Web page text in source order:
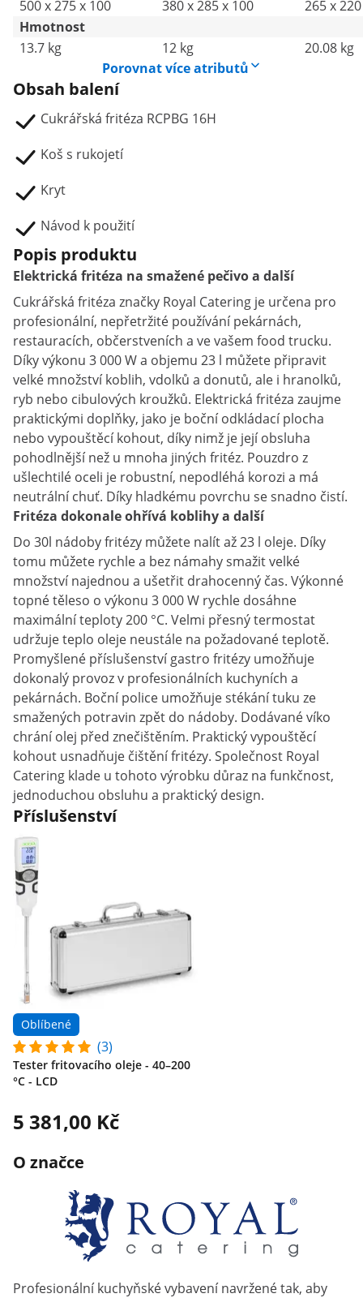
500 x 275 x 100 380 x 285 x 100
265 x
Hmotnost
13.7 kg
12 kg
20.08 kg
Porovnat více atributů
Obsah balení
Cukrářská fritéza RCPBG 16H
Koš s rukojetí
Kryt
Návod k použití
Popis produktu
Elektrická fritéza na smažené pečivo a další
Cukrářská fritéza značky Royal Catering je určena pro
profesionální, nepřetržité používání pekárnách,
restauracích, občerstveních a ve vašem food trucku.
Díky výkonu 3 000 W a objemu 23 l můžete připravit
velké množství koblih, vdolků a donutů, ale i hranolků,
ryb nebo cibulových kroužků. Elektrická fritéza zaujme
praktickými doplňky, jako je boční odkládací plocha
nebo vypouštěcí kohout, díky nimž je její obsluha
pohodlnější než u mnoha jiných fritéz. Pouzdro z
ušlechtilé oceli je robustní, nepodléhá korozi a má
neutrální chuť. Díky hladkému povrchu se snadno čistí.
Fritéza dokonale ohřívá koblihy a další
Do 30l nádoby fritézy můžete nalít až 23 l oleje. Díky
tomu můžete rychle a bez námahy smažit velké
množství najednou a ušetřit drahocenný čas. Výkonné
topné těleso o výkonu 3 000 W rychle dosáhne
maximální teploty 200 °C. Velmi přesný termostat
udržuje teplo oleje neustále na požadované teplotě.
Promyšlené příslušenství gastro fritézy umožňuje
dokonalý provoz v profesionálních kuchyních a
pekárnách. Boční police umožňuje stékání tuku ze
smažených potravin zpět do nádoby. Dodávané víko
chrání olej před znečištěním. Praktický vypouštěcí
kohout usnadňuje čištění fritézy. Společnost Royal
Catering klade u tohoto výrobku důraz na funkčnost,
jednoduchou obsluhu a praktický design.
Příslušenství
Oblíbené
(3)
Tester fritovacího oleje - 40–200
°C - LCD
5 381,00 Kč
O značce
Profesionální kuchyňské vybavení navržené tak, aby